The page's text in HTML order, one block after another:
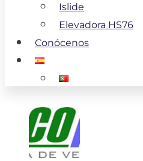
Islide
Elevadora HS76
Conócenos